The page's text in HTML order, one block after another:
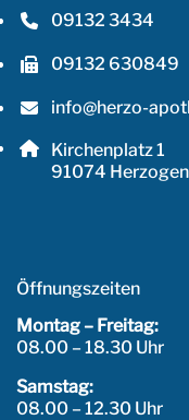
09132 3434
Telefonnummer: 0 9
09132 630849
Faxnummer: 0 9 1 3
info@herzo-
E-Mail Adresse:
Adresse:
Kirchenplatz 1
91074 , 9 1 0 7 4
Öffnungszeiten
Montag – Freitag:
08.00 – 18.30 Uhr
Samstag:
08.00 – 12.30 Uhr